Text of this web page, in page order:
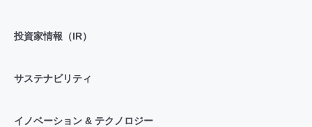
投資家情報（IR）
サステナビリティ
イノベーション & テクノロジー